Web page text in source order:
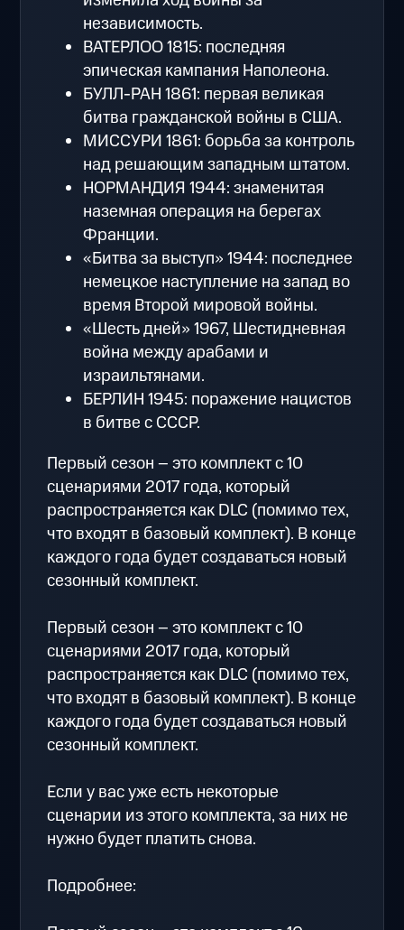
независимость.
ВАТЕРЛОО 1815: последняя
эпическая кампания Наполеона.
БУЛЛ-РАН 1861: первая великая
битва гражданской войны в США.
МИССУРИ 1861: борьба за контроль
над решающим западным штатом.
НОРМАНДИЯ 1944: знаменитая
наземная операция на берегах
Франции.
«Битва за выступ» 1944: последнее
немецкое наступление на запад во
время Второй мировой войны.
«Шесть дней» 1967, Шестидневная
война между арабами и
израильтянами.
БЕРЛИН 1945: поражение нацистов
в битве с СССР.
Первый сезон – это комплект с 10
сценариями 2017 года, который
распространяется как DLC (помимо тех,
что входят в базовый комплект). В конце
каждого года будет создаваться новый
сезонный комплект.
Первый сезон – это комплект с 10
сценариями 2017 года, который
распространяется как DLC (помимо тех,
что входят в базовый комплект). В конце
каждого года будет создаваться новый
сезонный комплект.
Если у вас уже есть некоторые
сценарии из этого комплекта, за них не
нужно будет платить снова.
Подробнее: